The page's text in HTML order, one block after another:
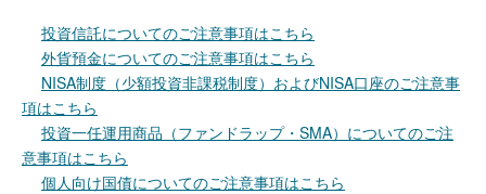
投資信託についてのご注意事項はこちら
外貨預金についてのご注意事項はこちら
NISA制度（少額投資非課税制度）およびNISA口座のご注意事
項はこちら
投資一任運用商品（ファンドラップ・SMA）についてのご注
意事項はこちら
個人向け国債についてのご注意事項はこちら